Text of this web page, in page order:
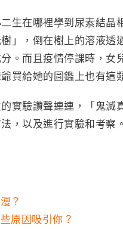
生在哪裡學到尿素結晶
」，倒在樹上的溶液
。而且疫情停課時，女
買給她的圖鑑上也有這
實驗讚聲連連，「鬼滅
，以及進行實驗和考察
？
原因吸引你？